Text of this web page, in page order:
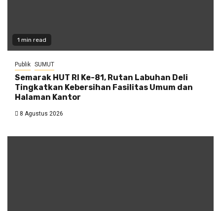
1 min read
Publik SUMUT
Semarak HUT RI Ke-81, Rutan Labuhan Deli
Tingkatkan Kebersihan Fasilitas Umum dan
Halaman Kantor
8 Agustus 2026